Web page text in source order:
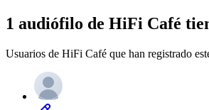
1 audiófilo de HiFi Café
Usuarios de HiFi Café que han registrado